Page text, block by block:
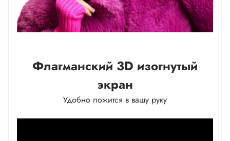
Флагманский 3D изогнутый
экран
Удобно ложится в вашу руку